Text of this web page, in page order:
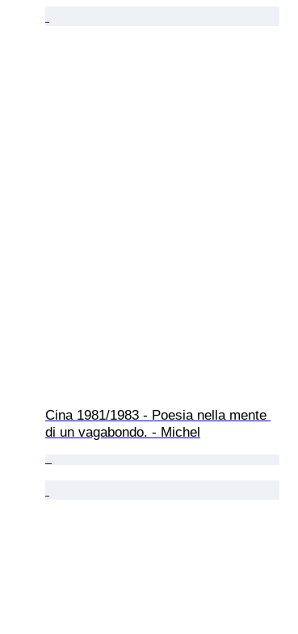
Cina 1981/1983 - Poesia nella mente
di un vagabondo. - Michel